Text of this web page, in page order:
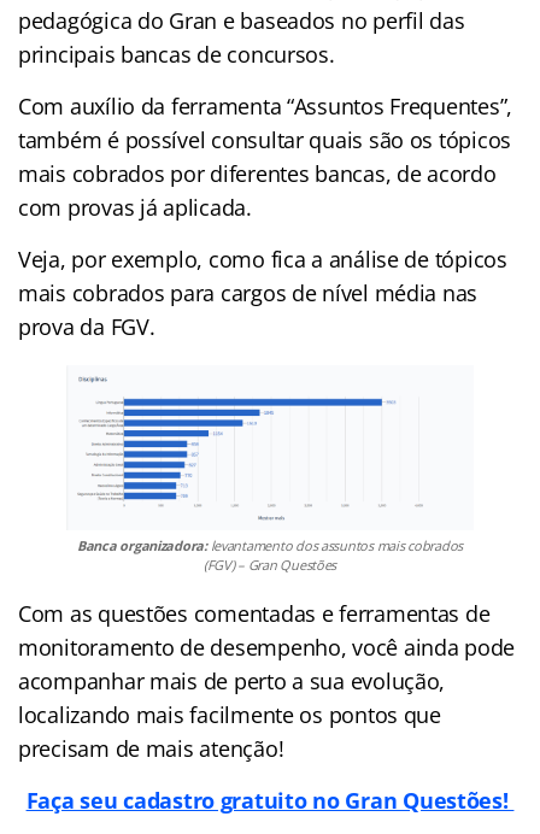
pedagógica do Gran e baseados no perfil das
principais bancas de concursos.
Com auxílio da ferramenta “Assuntos Frequentes”,
também é possível consultar quais são os tópicos
mais cobrados por diferentes bancas, de acordo
com provas já aplicada.
Veja, por exemplo, como fica a análise de tópicos
mais cobrados para cargos de nível média nas
prova da FGV.
Banca organizadora:levantamento dos assuntos mais cobrados
(FGV) – Gran Questões
Com as questões comentadas e ferramentas de
monitoramento de desempenho, você ainda pode
acompanhar mais de perto a sua evolução,
localizando mais facilmente os pontos que
precisam de mais atenção!
Faça seu cadastro gratuito no Gran Questões!